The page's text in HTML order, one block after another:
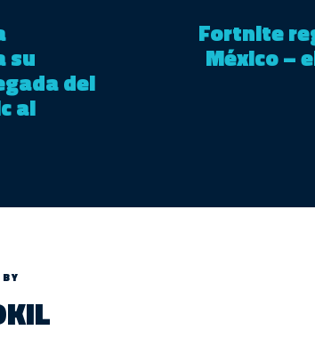
su
del
al
Fortnite
México –